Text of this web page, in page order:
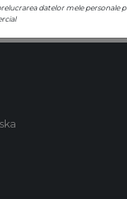
datelor mele personale